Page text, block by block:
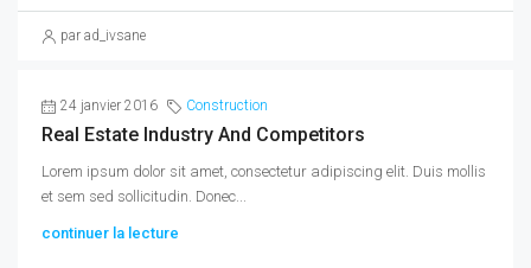
par ad_ivsane
24 janvier 2016 Construction
Real Estate Industry And Competitors
Lorem ipsum dolor sit amet, consectetur adipiscing elit. Duis mollis
et sem sed sollicitudin. Donec...
continuer la lecture